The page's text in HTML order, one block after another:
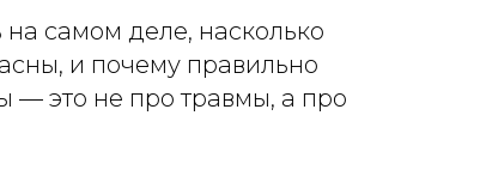
самом деле, насколько
и почему правильно
— это не про травмы, а про